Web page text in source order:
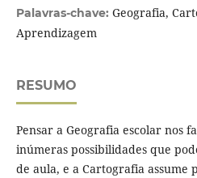
Palavras-chave: Geografia,
Aprendizagem
RESUMO
Pensar a Geografia escolar nos
inúmeras possibilidades que
de aula, e a Cartografia assume